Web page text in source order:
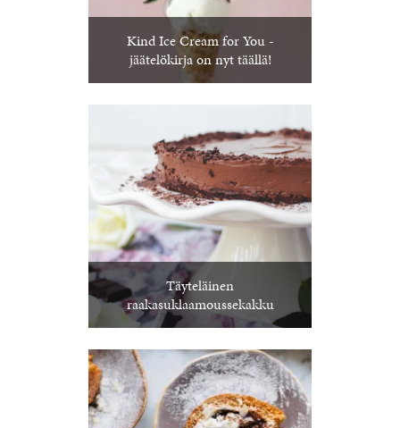
Kind Ice Cream for You -
jäätelökirja on nyt täällä!
Täyteläinen
raakasuklaamoussekakku